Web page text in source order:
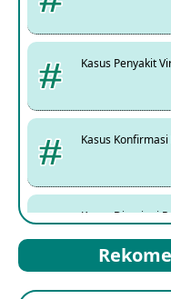
Kasus Penyakit
Kasus
Kasus Dicurigai
Mpox Clade 1b di